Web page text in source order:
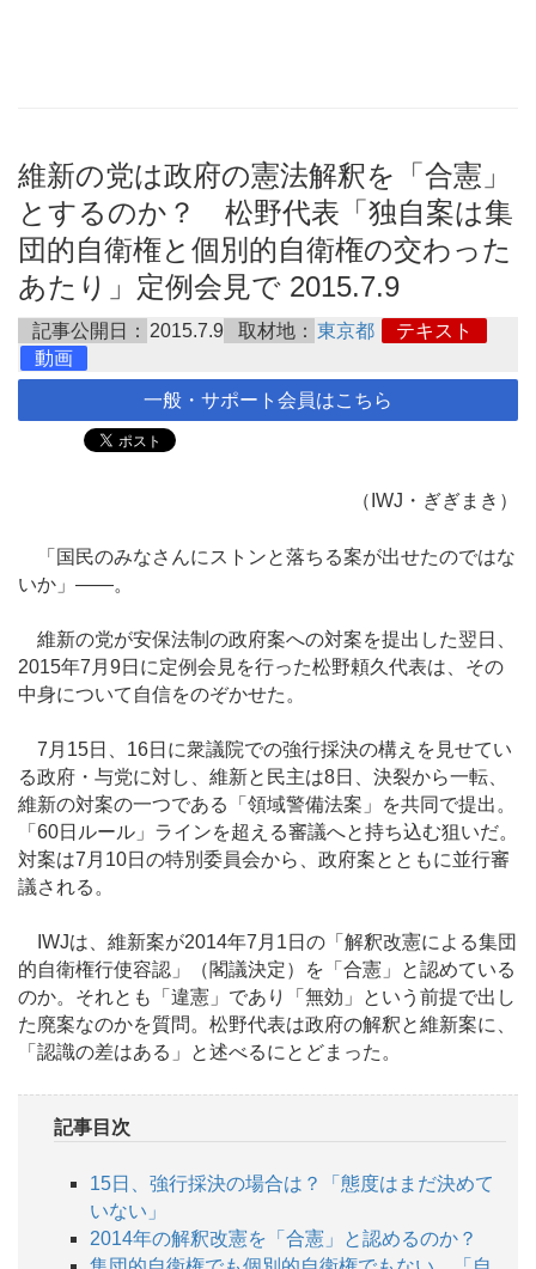
維新の党は政府の憲法解釈を「合憲」
とするのか？ 松野代表「独自案は集
団的自衛権と個別的自衛権の交わった
あたり」定例会見で 2015.7.9
記事公開日： 2015.7.9 取材地： 東京都
テキスト
動画
一般・サポート会員はこちら
（IWJ・ぎぎまき）
「国民のみなさんにストンと落ちる案が出せたのではな
いか」――。
維新の党が安保法制の政府案への対案を提出した翌日、
2015年7月9日に定例会見を行った松野頼久代表は、その
中身について自信をのぞかせた。
7月15日、16日に衆議院での強行採決の構えを見せてい
る政府・与党に対し、維新と民主は8日、決裂から一転、
維新の対案の一つである「領域警備法案」を共同で提出。
「60日ルール」ラインを超える審議へと持ち込む狙いだ。
対案は7月10日の特別委員会から、政府案とともに並行審
議される。
IWJは、維新案が2014年7月1日の「解釈改憲による集団
的自衛権行使容認」（閣議決定）を「合憲」と認めている
のか。それとも「違憲」であり「無効」という前提で出し
た廃案なのかを質問。松野代表は政府の解釈と維新案に、
「認識の差はある」と述べるにとどまった。
記事目次
15日、強行採決の場合は？「態度はまだ決めて
いない」
2014年の解釈改憲を「合憲」と認めるのか？